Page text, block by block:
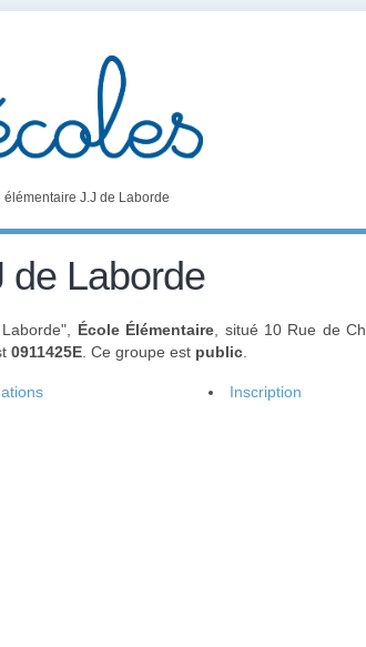
élémentaire J.J de Laborde
de Laborde
École Élémentaire , situé 10 Rue de
0911425E . Ce groupe est public
Inscription